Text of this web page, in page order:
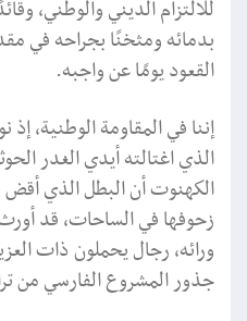
للالتزام الديني والوطني،
بدمائه ومثخنًا بجراحه في
القعود يومًا عن واجبه.
إننا في المقاومة الوطنية، إذ
الذي اغتالته أيدي الغدر
الكهنوت أن البطل الذي
زحوفها في الساحات، قد
ورائه، رجال يحملون ذات
جذور المشروع الفارسي من